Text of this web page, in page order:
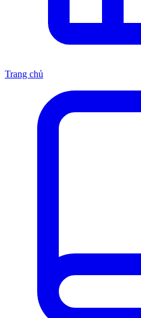
Trang chủ